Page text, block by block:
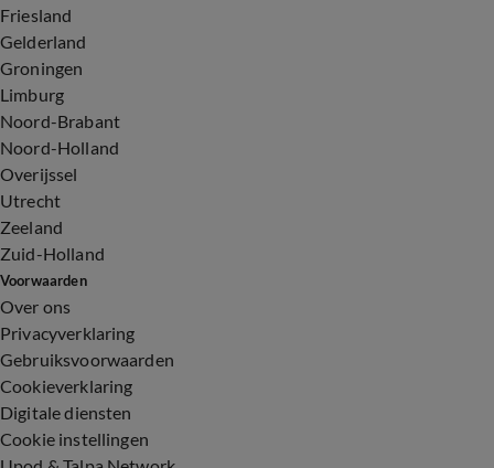
Friesland
Gelderland
Groningen
Limburg
Noord-Brabant
Noord-Holland
Overijssel
Utrecht
Zeeland
Zuid-Holland
Voorwaarden
Over ons
Privacyverklaring
Gebruiksvoorwaarden
Cookieverklaring
Digitale diensten
Cookie instellingen